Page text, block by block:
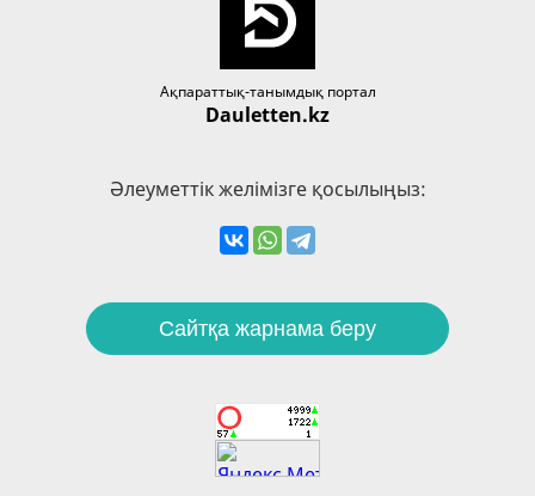
Ақпараттық-танымдық портал
Dauletten.kz
Әлеуметтік желімізге қосылыңыз:
Сайтқа жарнама беру